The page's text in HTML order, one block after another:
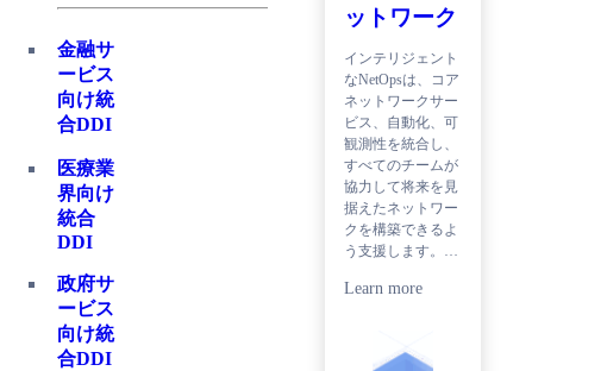
金融サ
ービス
向け統
合DDI
医療業
界向け
統合
DDI
政府サ
ービス
向け統
合DDI
ットワーク
インテリジェント
なNetOpsは、コア
ネットワークサー
ビス、自動化、可
観測性を統合し、
すべてのチームが
協力して将来を見
据えたネットワー
クを構築できるよ
う支援します。…
Learn more